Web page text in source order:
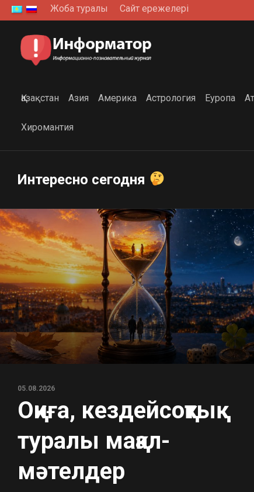
Skip
to
content
Жоба туралы Сайт ережелері
Қазақстан Азия Америка Астрология Еуропа
Хиромантия
Интересно сегодня
05.08.2026
Оқиға, кездейсоқтық
туралы мақал-
мәтелдер